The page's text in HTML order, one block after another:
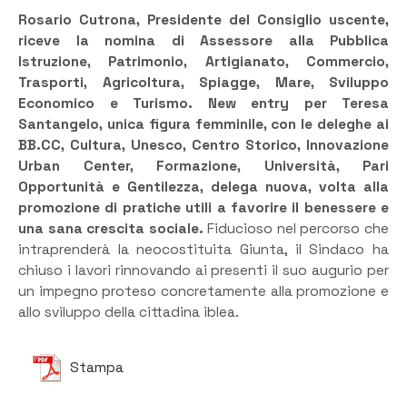
Rosario Cutrona, Presidente del Consiglio uscente,
riceve la nomina di Assessore alla Pubblica
Istruzione, Patrimonio, Artigianato, Commercio,
Trasporti, Agricoltura, Spiagge, Mare, Sviluppo
Economico e Turismo. New entry per Teresa
Santangelo, unica figura femminile, con le deleghe ai
BB.CC, Cultura, Unesco, Centro Storico, Innovazione
Urban Center, Formazione, Università, Pari
Opportunità e Gentilezza, delega nuova, volta alla
promozione di pratiche utili a favorire il benessere e
una sana crescita sociale. Fiducioso nel percorso che
intraprenderà la neocostituita Giunta, il Sindaco ha
chiuso i lavori rinnovando ai presenti il suo augurio per
un impegno proteso concretamente alla promozione e
allo sviluppo della cittadina iblea.
Stampa